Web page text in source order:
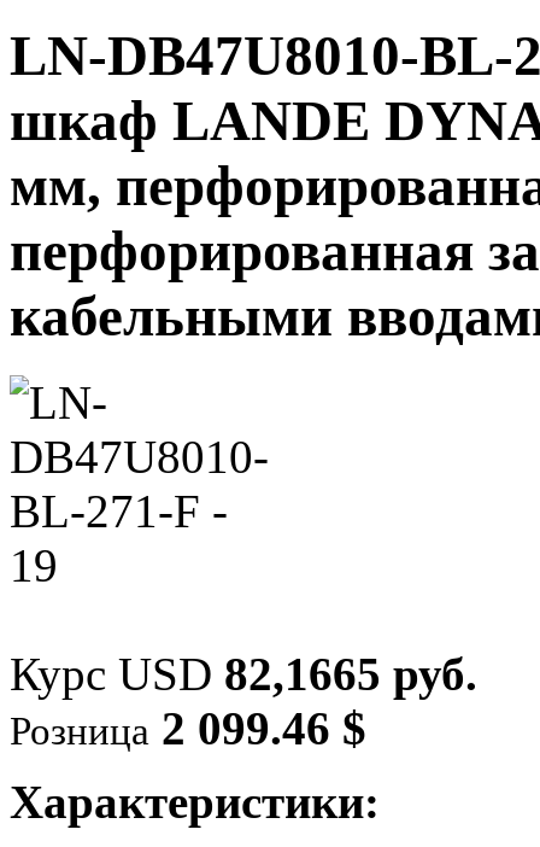
LN-DB47U8010-BL-
шкаф LANDE
мм,
перфорированная
кабельными
Курс USD 82,1665 руб.
Розница 2 099.46 $
Характеристики: